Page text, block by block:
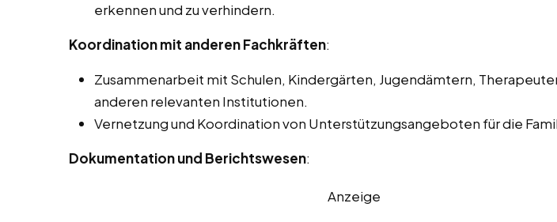
erkennen und zu verhindern.
Koordination mit anderen Fachkräften:
Zusammenarbeit mit Schulen, Kindergärten, Jugendämtern,
anderen relevanten Institutionen.
Vernetzung und Koordination von Unterstützungsangeboten für die
Dokumentation und Berichtswesen:
Anzeige